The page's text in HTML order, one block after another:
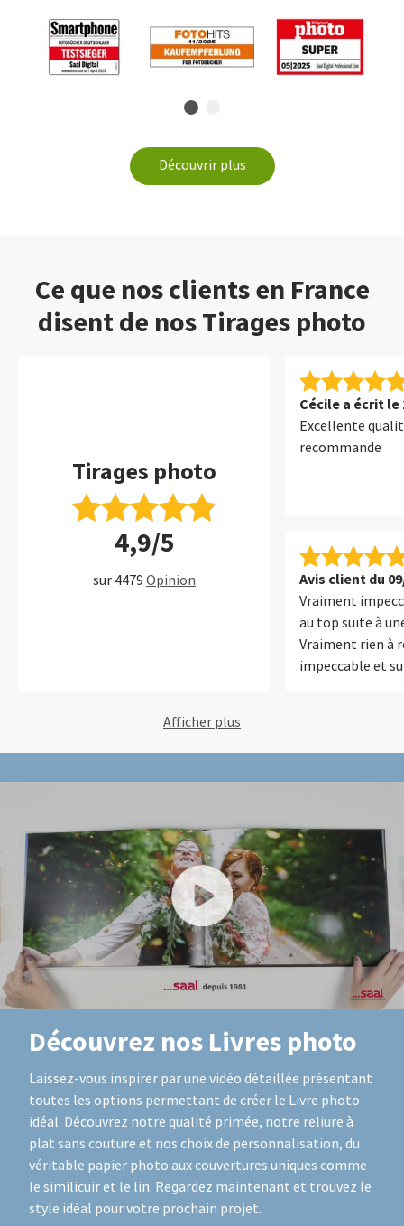
Découvrir plus
Ce que nos clients en France
disent de nos Tirages photo
Tirages photo
4,9/5
sur 4479 Opinion
Cécile a écrit le
Excellente
recommande
Avis client du
Vraiment
au top suite à
Vraiment rien à
impeccable et
Afficher plus
Découvrez nos Livres photo
Laissez-vous inspirer par une vidéo détaillée présentant
toutes les options permettant de créer le Livre photo
idéal. Découvrez notre qualité primée, notre reliure à
plat sans couture et nos choix de personnalisation, du
véritable papier photo aux couvertures uniques comme
le similicuir et le lin. Regardez maintenant et trouvez le
style idéal pour votre prochain projet.